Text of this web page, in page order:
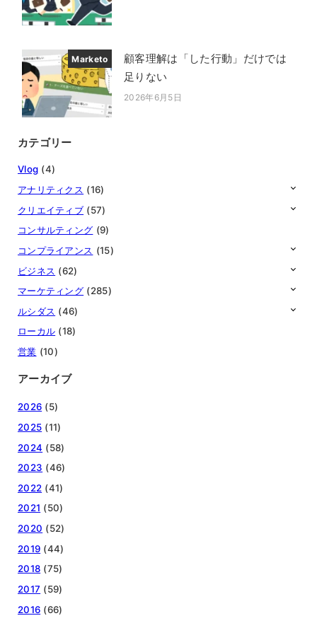
Marketo
顧客理解は「した行動」だけでは
足りない
投稿日
2026年6月5日
カテゴリー
Vlog (4)
アナリティクス (16)
クリエイティブ (57)
コンサルティング (9)
コンプライアンス (15)
ビジネス (62)
マーケティング (285)
ルシダス (46)
ローカル (18)
営業 (10)
アーカイブ
2026 (5)
2025 (11)
2024 (58)
2023 (46)
2022 (41)
2021 (50)
2020 (52)
2019 (44)
2018 (75)
2017 (59)
2016 (66)